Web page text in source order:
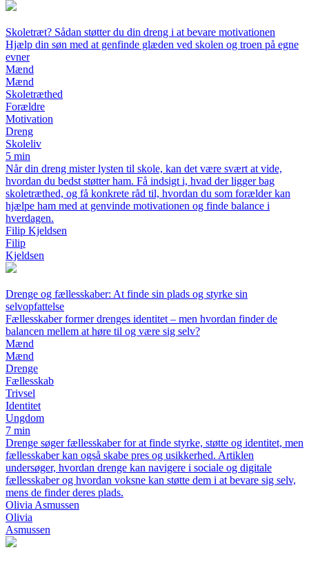
Skoletræt? Sådan støtter du din dreng i at bevare motivationen
Hjælp din søn med at genfinde glæden ved skolen og troen på egne
evner
Mænd
Mænd
Skoletræthed
Forældre
Motivation
Dreng
Skoleliv
5 min
Når din dreng mister lysten til skole, kan det være svært at vide,
hvordan du bedst støtter ham. Få indsigt i, hvad der ligger bag
skoletræthed, og få konkrete råd til, hvordan du som forælder kan
hjælpe ham med at genvinde motivationen og finde balance i
hverdagen.
Filip Kjeldsen
Filip
Kjeldsen
Drenge og fællesskaber: At finde sin plads og styrke sin
selvopfattelse
Fællesskaber former drenges identitet – men hvordan finder de
balancen mellem at høre til og være sig selv?
Mænd
Mænd
Drenge
Fællesskab
Trivsel
Identitet
Ungdom
7 min
Drenge søger fællesskaber for at finde styrke, støtte og identitet, men
fællesskaber kan også skabe pres og usikkerhed. Artiklen
undersøger, hvordan drenge kan navigere i sociale og digitale
fællesskaber og hvordan voksne kan støtte dem i at bevare sig selv,
mens de finder deres plads.
Olivia Asmussen
Olivia
Asmussen